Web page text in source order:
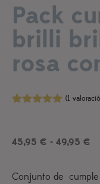
Pack
brilli
rosa
avaloración
(1
45,95 € - 49,95 €
Conjunto de